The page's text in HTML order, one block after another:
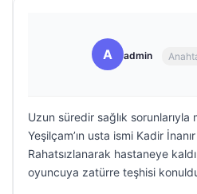
A admin
Uzun süredir sağlık sorunlarıyla
Yeşilçam’ın usta ismi Kadir
Rahatsızlanarak hastaneye
oyuncuya zatürre teşhisi